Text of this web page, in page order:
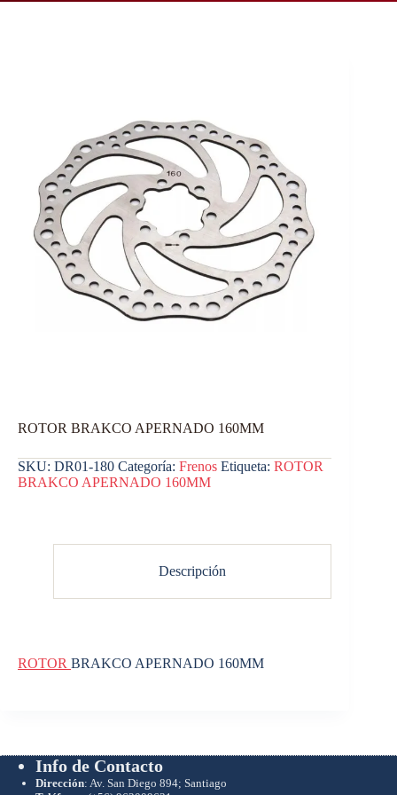
ROTOR BRAKCO APERNADO 160MM
SKU: DR01-180 Categoría: Frenos Etiqueta: ROTOR
BRAKCO APERNADO 160MM
Descripción
ROTOR BRAKCO APERNADO 160MM
Info de Contacto
Dirección: Av. San Diego 894; Santiago